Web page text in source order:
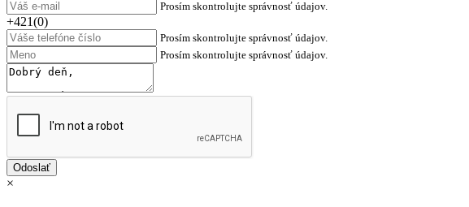
Prosím skontrolujte správnosť údajov.
+421(0)
Prosím skontrolujte správnosť údajov.
Prosím skontrolujte správnosť údajov.
×